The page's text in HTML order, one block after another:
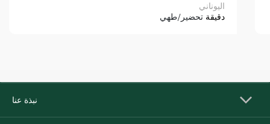
اليوناني
دقيقة تحضير/طهي
نبذة عنا